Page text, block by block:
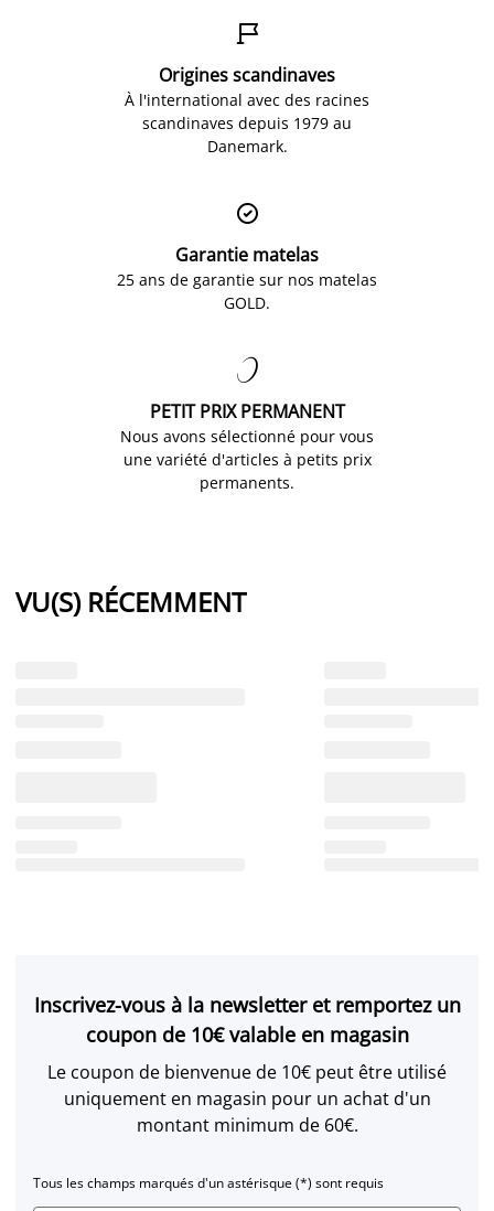

Origines scandinaves
À l'international avec des racines
scandinaves depuis 1979 au
Danemark.

Garantie matelas
25 ans de garantie sur nos matelas
GOLD.

PETIT PRIX PERMANENT
Nous avons sélectionné pour vous
une variété d'articles à petits prix
permanents.
VU(S) RÉCEMMENT
Inscrivez-vous à la newsletter et remportez un
coupon de 10€ valable en magasin
Le coupon de bienvenue de 10€ peut être utilisé
uniquement en magasin pour un achat d'un
montant minimum de 60€.
Tous les champs marqués d'un astérisque (*) sont requis